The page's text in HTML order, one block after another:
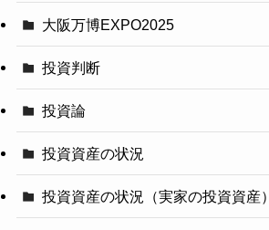
大阪万博EXPO2025
投資判断
投資論
投資資産の状況
投資資産の状況（実家の投資資産）